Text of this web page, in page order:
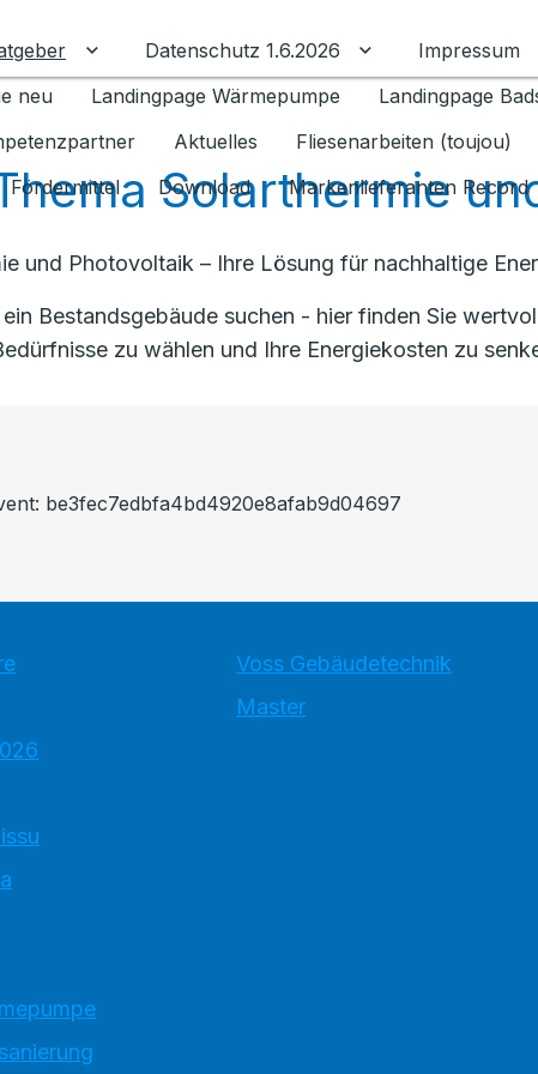
Untermenü für Ratgeber umschalten
Datenschutz 1.6.2026 Untermenü für
Impressum
neu Landingpage Wärmepumpe Landingpage
Aktuelles Fliesenarbeiten (toujou)
Fördermittel Download Markenlieferanten Record
Solarthermie
und Photovoltaik – Ihre Lösung für nachhaltige
Bestandsgebäude suchen - hier finden Sie
zu wählen und Ihre Energiekosten zu
be3fec7edbfa4bd4920e8afab9d04697
Voss Gebäudetechnik
Master